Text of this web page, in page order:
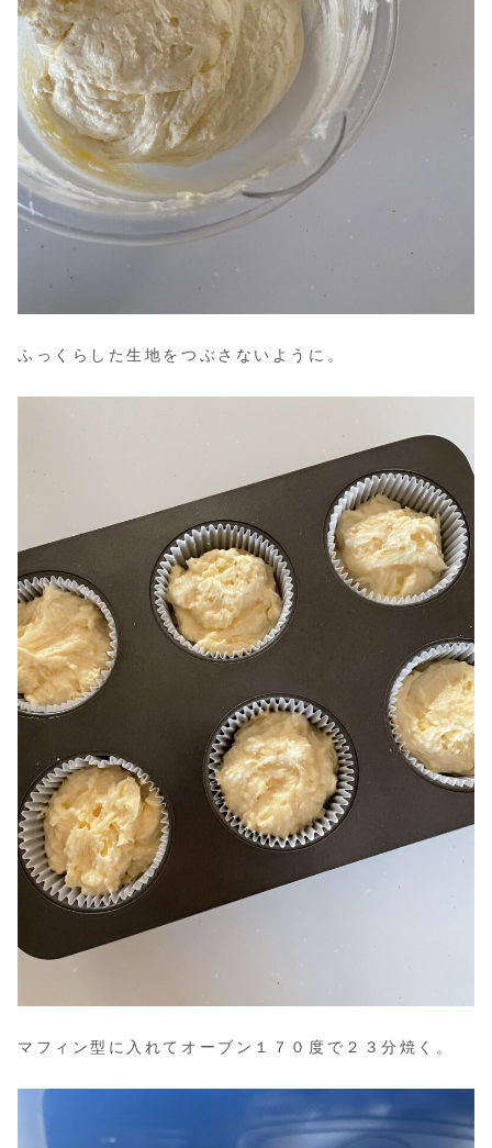
ふっくらした生地をつぶさないように。
マフィン型に入れてオーブン１７０度で２３分焼く。